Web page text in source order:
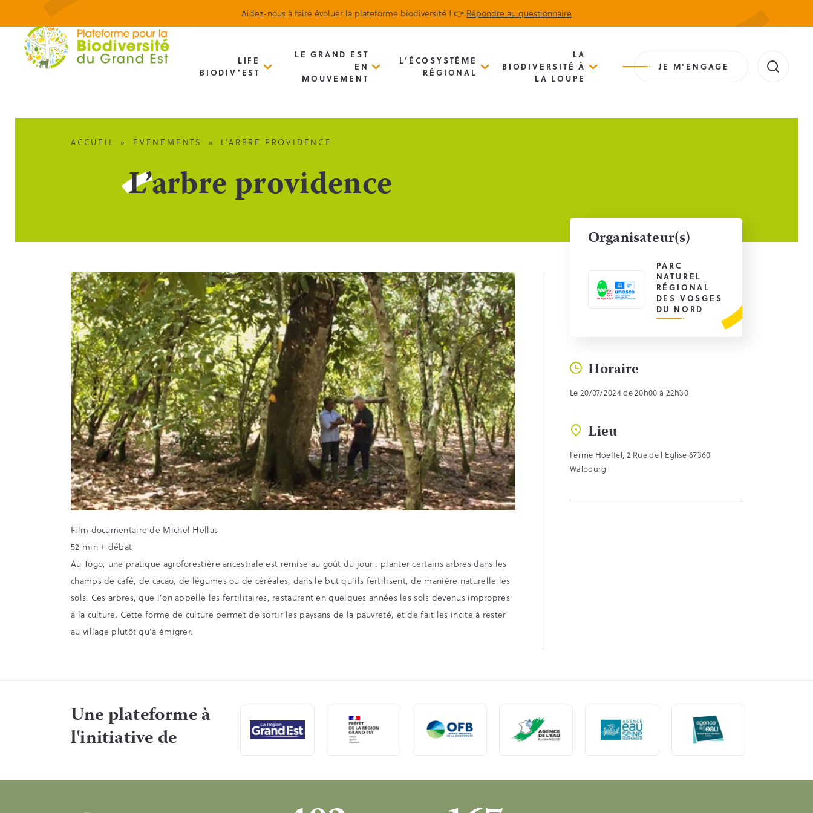
Aidez-nous à faire évoluer la plateforme biodiversité ! 👉 Répondre au questionnaire
Biodiv’Map Newsletter Actualités
LIFE
BIODIV’EST
LE GRAND EST
EN
MOUVEMENT
L’ÉCOSYSTÈME
RÉGIONAL
LA
BIODIVERSITÉ À
LA LOUPE
JE M'ENGAGE
ACCUEIL » EVENEMENTS » L’ARBRE PROVIDENCE
L’arbre providence
Film documentaire de Michel Hellas
52 min + débat
Au Togo, une pratique agroforestière ancestrale est remise au goût du jour : planter certains arbres dans les
champs de café, de cacao, de légumes ou de céréales, dans le but qu’ils fertilisent, de manière naturelle les
sols. Ces arbres, que l’on appelle les fertilitaires, restaurent en quelques années les sols devenus impropres
à la culture. Cette forme de culture permet de sortir les paysans de la pauvreté, et de fait les incite à rester
au village plutôt qu’à émigrer.
Organisateur(s)
PARC
NATUREL
RÉGIONAL
DES VOSGES
DU NORD
Horaire
Le 20/07/2024 de 20h00 à 22h30
Lieu
Ferme Hoeffel, 2 Rue de l'Eglise 67360
Walbourg
Une plateforme à
l'initiative de